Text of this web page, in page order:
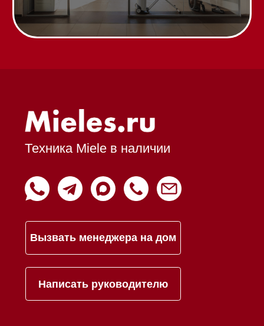
Trade-In
Статьи
Контакты
Дизайнерам и архитекторам
Инвестиции
Оплата при получении
Гарантия
Вопрос-ответ
Шоурум
Команда